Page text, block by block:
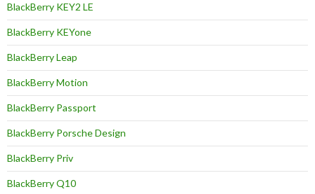
BlackBerry KEY2 LE
BlackBerry KEYone
BlackBerry Leap
BlackBerry Motion
BlackBerry Passport
BlackBerry Porsche Design
BlackBerry Priv
BlackBerry Q10